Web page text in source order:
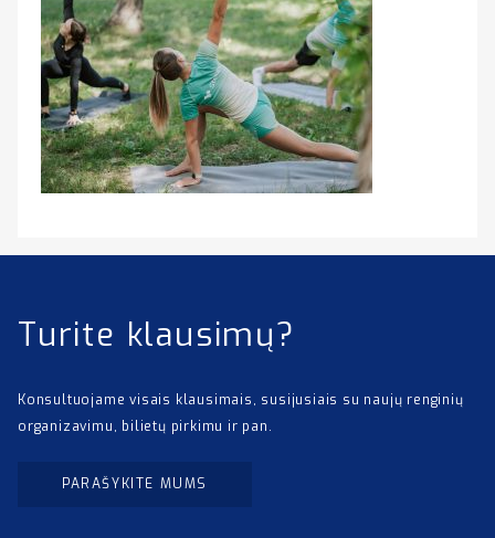
Turite klausimų?
Konsultuojame visais klausimais, susijusiais su naujų renginių
organizavimu, bilietų pirkimu ir pan.
PARAŠYKITE MUMS